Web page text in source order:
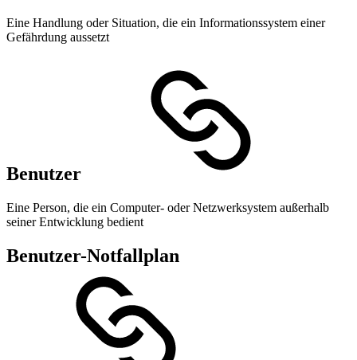
Eine Handlung oder Situation, die ein Informationssystem einer
Gefährdung aussetzt
Benutzer
Eine Person, die ein Computer- oder Netzwerksystem außerhalb
seiner Entwicklung bedient
Benutzer-Notfallplan